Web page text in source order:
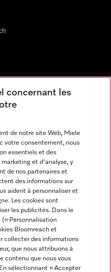
concernant les
de notre site Web, Miele
votre consentement, nous
essentiels et des
et d'analyse, y
de nos partenaires et
des informations sur
aident à personnaliser et
Les cookies sont
les publicités. Dans le
Personnalisation
Bloomreach et
collecter des informations
que nous attribuons à
contenu que nous vous
sélectionnant « Accepter